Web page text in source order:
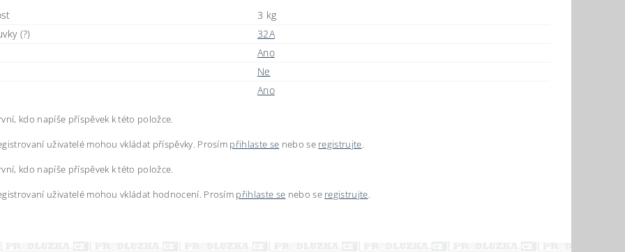
3 kg
(?)
32A
Ano
Ne
Ano
kdo napíše příspěvek k této položce.
uživatelé mohou vkládat příspěvky. Prosím přihlaste se nebo se registrujte.
kdo napíše příspěvek k této položce.
uživatelé mohou vkládat hodnocení. Prosím přihlaste se nebo se registrujte.